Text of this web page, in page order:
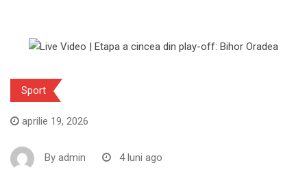
Sport
aprilie 19, 2026
By admin 4 luni ago